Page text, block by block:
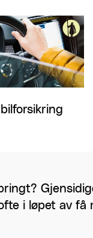
i løpet av få